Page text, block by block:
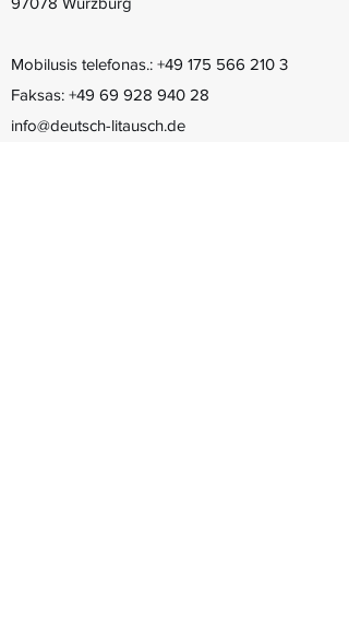
Mobilusis telefonas.: +49 175 566 210 3
Faksas: +49 69 928 940 28
info@deutsch-litausch.de